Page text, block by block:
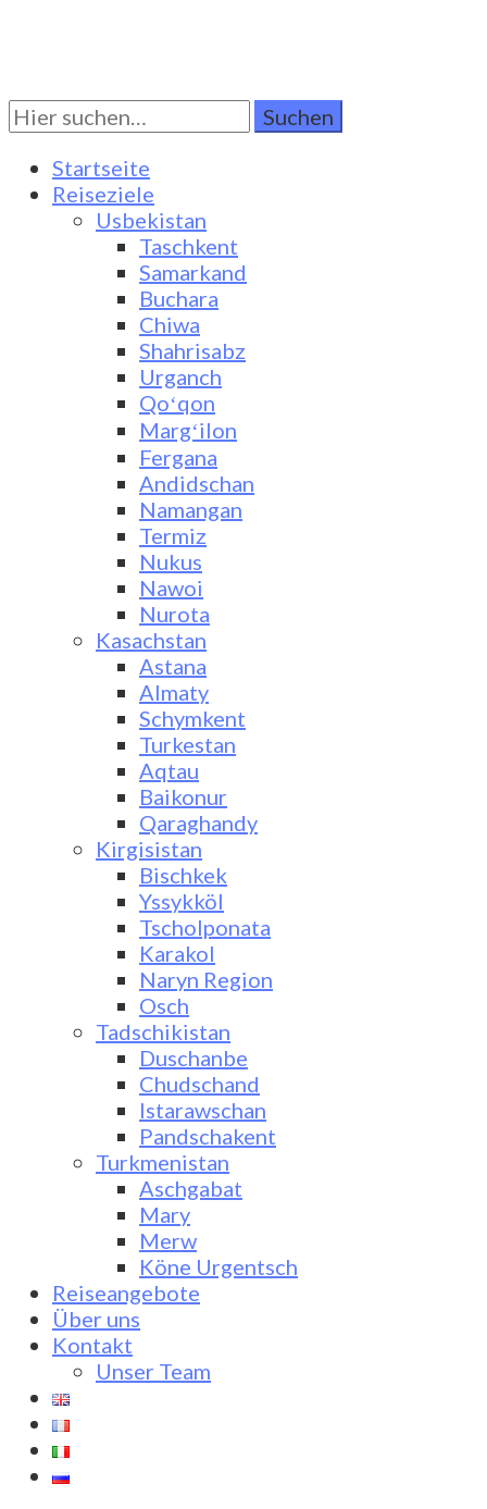
Turkestan Travel
Discover Central Asia
Suchen
Sie
nach:Startseite
Reiseziele
Usbekistan
Taschkent
Samarkand
Buchara
Chiwa
Shahrisabz
Urganch
Qoʻqon
Margʻilon
Fergana
Andidschan
Namangan
Termiz
Nukus
Nawoi
Nurota
Kasachstan
Astana
Almaty
Schymkent
Turkestan
Aqtau
Baikonur
Qaraghandy
Kirgisistan
Bischkek
Yssykköl
Tscholponata
Karakol
Naryn Region
Osch
Tadschikistan
Duschanbe
Chudschand
Istarawschan
Pandschakent
Turkmenistan
Aschgabat
Mary
Merw
Köne Urgentsch
Reiseangebote
Über uns
Kontakt
Unser Team